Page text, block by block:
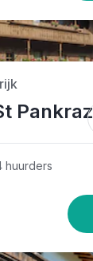
Pankraz
huurders